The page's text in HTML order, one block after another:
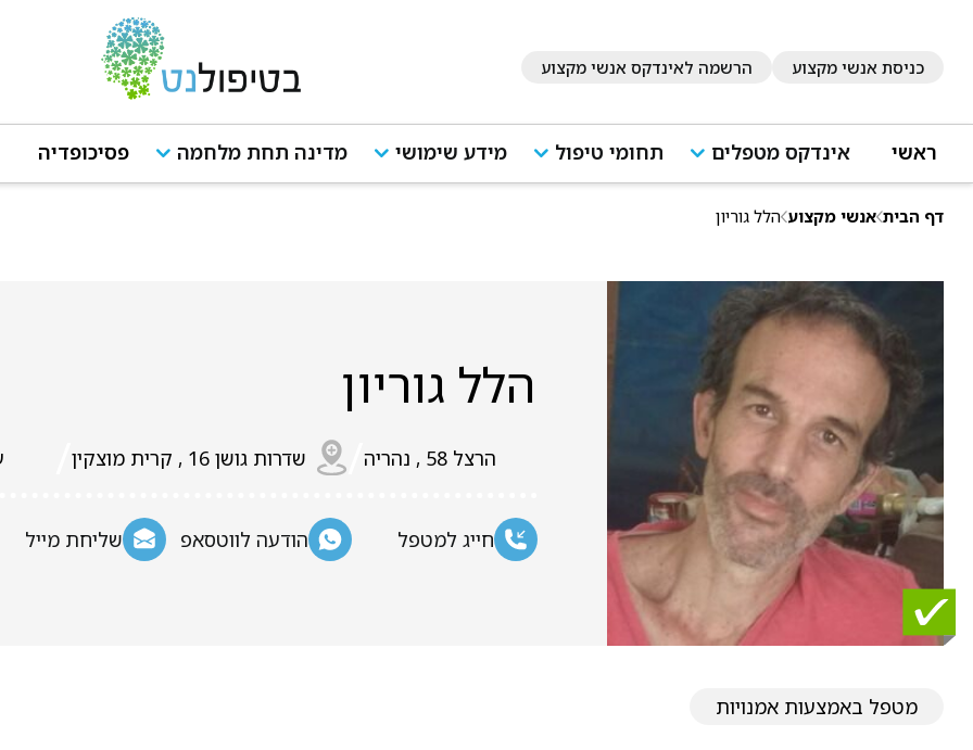
כניסת אנשי מקצוע הרשמה לאינדקס אנשי מקצוע
ראשי אינדקס מטפלים תחומי טיפול מידע שימושי מדינה תחת מלחמה פסיכופדיה
דף הבית אנשי מקצוע הלל גוריון
הלל גוריון
הרצל 58 , נהריה שדרות גושן 16 , קרית מוצקין
חייג למטפל הודעה לווטסאפ שליחת מייל
מטפל באמצעות אמנויות